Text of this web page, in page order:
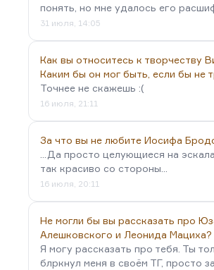
понять, но мне удалось его
31 июля, 14:05
Как вы относитесь к творчеству
Каким бы он мог быть, если бы не
Точнее не скажешь :(
16 июля, 21:11
За что вы не любите Иосифа
...Да просто целующиеся на
так красиво со стороны...
16 июля, 20:11
Не могли бы вы рассказать про
Алешковского и Леонида Мациха?
Я могу рассказать про тебя. Ты
блркнул меня в своём ТГ, просто